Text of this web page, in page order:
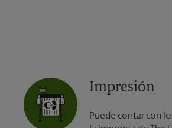
Impresión
Puede contar con